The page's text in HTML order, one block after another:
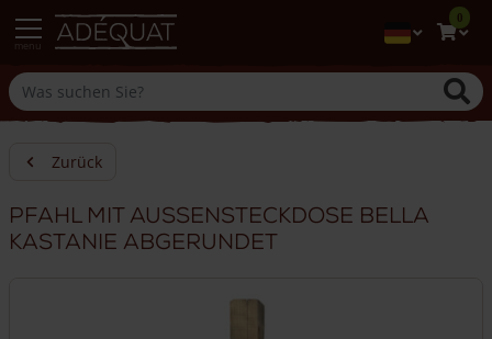
0
Zurück
Pfahl mit Aussensteckdose Bella
Kastanie abgerundet